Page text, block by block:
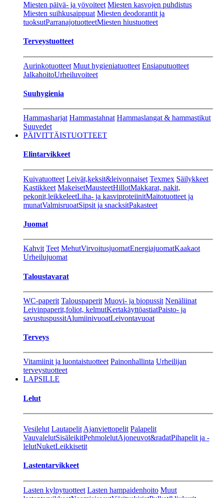
Miesten päivä- ja yövoiteet Miesten kasvojen puhdistus
Miesten suihkusaippuat Miesten deodorantit ja
tuoksutParranajotuotteetMiesten hiustuotteet
Terveystuotteet
Aurinkotuotteet Muut hygieniatuotteet Ensiaputuotteet
JalkahoitoUrheiluvoiteet
Suuhygienia
Hammasharjat Hammastahnat Hammaslangat & hammastikut
Suuvedet
PÄIVITTÄISTUOTTEET
Elintarvikkeet
Kuivatuotteet Leivät,keksit&leivonnaiset Texmex Säilykkeet
Kastikkeet MakeisetMausteetHillotMakkarat, nakit,
pekonit,leikkeleetLiha- ja kasviproteiinitMaitotuotteet ja
munatValmisruoatSipsit ja snacksitPakasteet
Juomat
Kahvit Teet MehutVirvoitusjuomatEnergiajuomatKaakaot
Urheilujuomat
Taloustavarat
WC-paperit Talouspaperit Muovi- ja biopussit Nenäliinat
Leivinpaperit,foliot, kelmutKertakäyttöastiatPaisto- ja
savustuspussitAlumiinivuoatLeivontavuoat
Terveys
Vitamiinit ja luontaistuotteet Painonhallinta Urheilijan
terveystuotteet
LAPSILLE
Lelut
Vesilelut Lautapelit Ajanviettopelit Palapelit
VauvalelutSisäleikitPehmolelutAjoneuvot&radatPihapelit ja -
lelutNuketLeikkisetit
Lastentarvikkeet
Lasten kylpytuotteet Lasten hampaidenhoito Muut